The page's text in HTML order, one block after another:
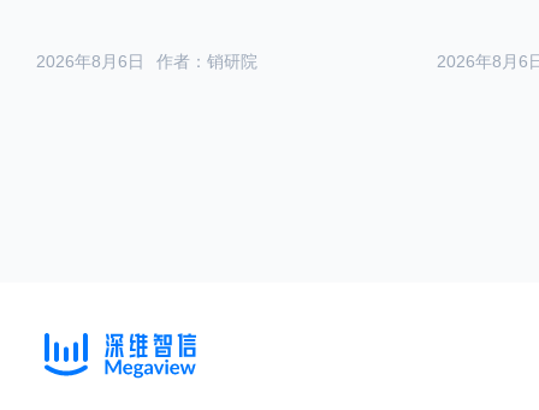
作者：销研院
2026年8月6日 2026年8月6